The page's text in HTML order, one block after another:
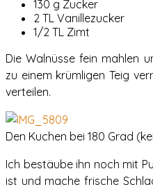
130 g Zucker
2 TL Vanillezucker
1/2 TL Zimt
Die Walnüsse fein mahlen
zu einem krümligen Teig
verteilen.
Den Kuchen bei 180 Grad
Ich bestäube ihn noch mit
ist und mache frische